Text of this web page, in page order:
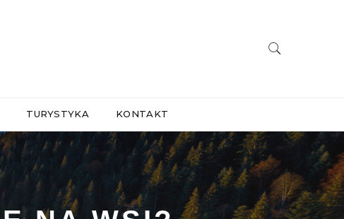
TURYSTYKA KONTAKT